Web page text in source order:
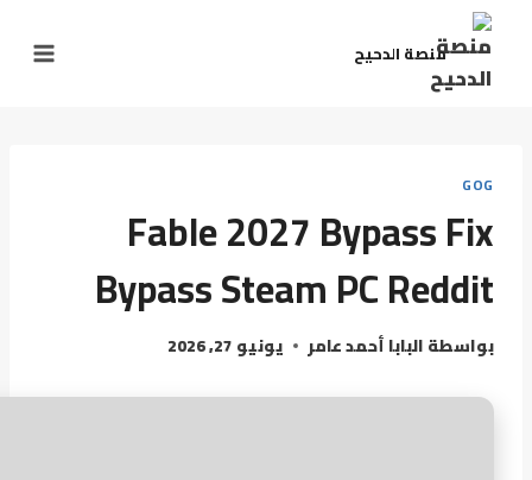
التجاوز
المحتوى
منصة الدحيح
GOG
Fable 2027 Bypass Fix
Bypass Steam PC Reddit
بواسطةالبابا أحمد عامر يونيو 27, 2026